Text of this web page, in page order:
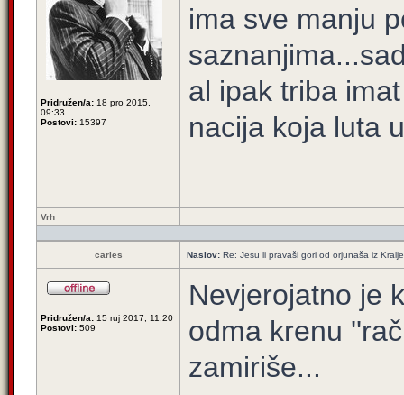
Pridružen/a: 18 pro 2015,
09:33
Postovi: 15397
ima sve manju
al ipak triba
nacija koja luta
Vrh
carles Naslov: Re: Jesu li pravaši gori od orjunaša iz
Pridružen/a: 15 ruj 2017, 11:20
Postovi: 509
Nevjerojatno je
odma krenu
zamiriše...